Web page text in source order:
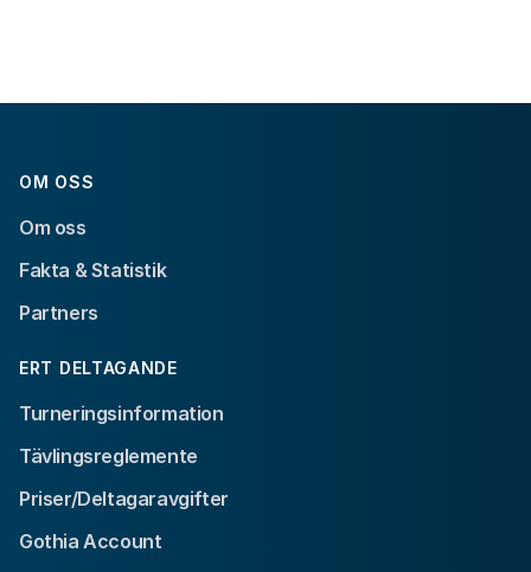
OM OSS
Om oss
Fakta & Statistik
Partners
ERT DELTAGANDE
Turneringsinformation
Tävlingsreglemente
Priser/Deltagaravgifter
Gothia Account